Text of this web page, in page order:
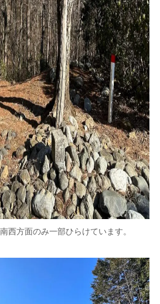
西方面のみ一部ひらけています。